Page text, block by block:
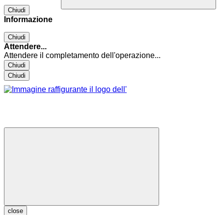
Chiudi
Informazione
Chiudi
Attendere...
Attendere il completamento dell'operazione...
Chiudi
Chiudi
close